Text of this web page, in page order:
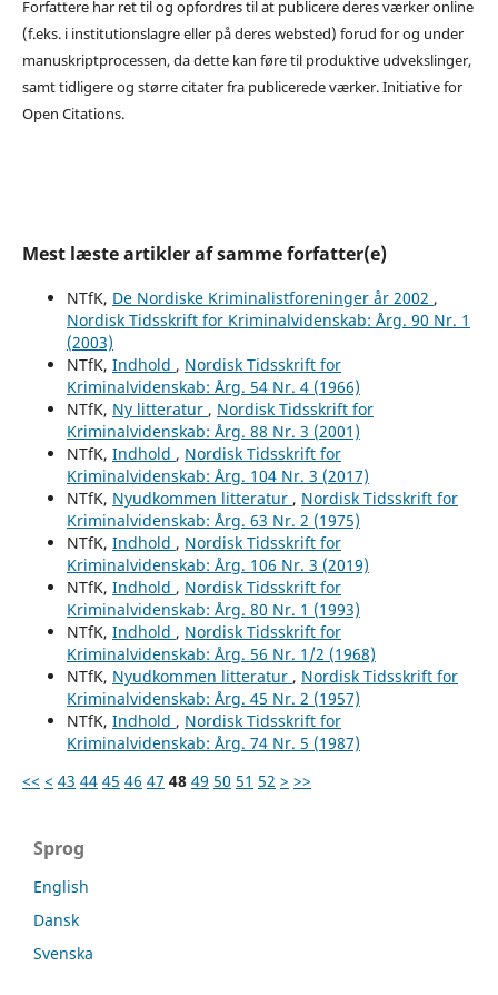
Forfattere har ret til og opfordres til at publicere deres værker online
(f.eks. i institutionslagre eller på deres websted) forud for og under
manuskriptprocessen, da dette kan føre til produktive udvekslinger,
samt tidligere og større citater fra publicerede værker. Initiative for
Open Citations.
Mest læste artikler af samme forfatter(e)
NTfK, De Nordiske Kriminalistforeninger år 2002 ,
Nordisk Tidsskrift for Kriminalvidenskab: Årg. 90 Nr. 1
(2003)
NTfK, Indhold , Nordisk Tidsskrift for
Kriminalvidenskab: Årg. 54 Nr. 4 (1966)
NTfK, Ny litteratur , Nordisk Tidsskrift for
Kriminalvidenskab: Årg. 88 Nr. 3 (2001)
NTfK, Indhold , Nordisk Tidsskrift for
Kriminalvidenskab: Årg. 104 Nr. 3 (2017)
NTfK, Nyudkommen litteratur , Nordisk Tidsskrift for
Kriminalvidenskab: Årg. 63 Nr. 2 (1975)
NTfK, Indhold , Nordisk Tidsskrift for
Kriminalvidenskab: Årg. 106 Nr. 3 (2019)
NTfK, Indhold , Nordisk Tidsskrift for
Kriminalvidenskab: Årg. 80 Nr. 1 (1993)
NTfK, Indhold , Nordisk Tidsskrift for
Kriminalvidenskab: Årg. 56 Nr. 1/2 (1968)
NTfK, Nyudkommen litteratur , Nordisk Tidsskrift for
Kriminalvidenskab: Årg. 45 Nr. 2 (1957)
NTfK, Indhold , Nordisk Tidsskrift for
Kriminalvidenskab: Årg. 74 Nr. 5 (1987)
<< < 43 44 45 46 47 48 49 50 51 52 > >>
Sprog
English
Dansk
Svenska